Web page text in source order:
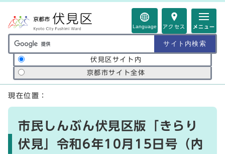
Language アクセス メニュー
サイト内検索の範囲
伏見区サイト内
京都市サイト全体
ここから本文です
現在位置：
市民しんぶん伏見区版「きらり
伏見」令和6年10月15日号（内